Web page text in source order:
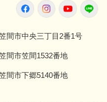
間市役所
TwitterFacebookInstagram
間市中央三丁目2番1号
間市笠間1532番地
間市下郷5140番地